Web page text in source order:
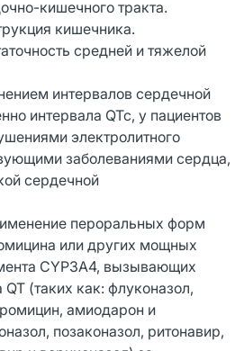
кишечного тракта.
кишечника.
средней и тяжелой
интервалов сердечной
интервала QTc, у пациентов
электролитного
заболеваниями сердца,
сердечной
пероральных форм
или других мощных
CYP3A4, вызывающих
(таких как: флуконазол,
амиодарон и
позаконазол, ритонавир,